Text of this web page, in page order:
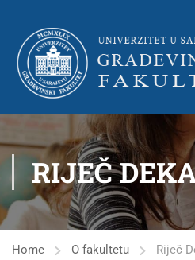
RIJEČ
Home O fakultetu Riječ